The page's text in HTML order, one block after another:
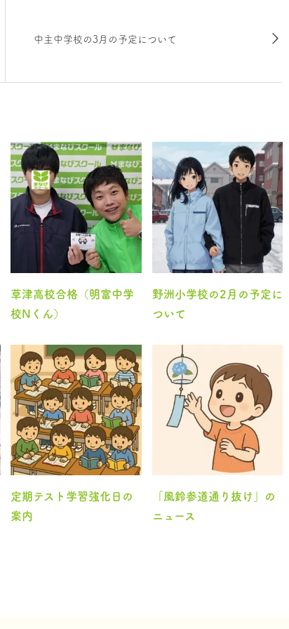
中主中学校の3月の予定について
草津高校合格（明富中学
校Nくん）
野洲小学校の2月の予定に
ついて
定期テスト学習強化日の
案内
「風鈴参道通り抜け」の
ニュース